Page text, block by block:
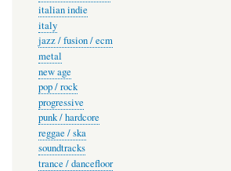
italian indie
italy
jazz / fusion / ecm
metal
new age
pop / rock
progressive
punk / hardcore
reggae / ska
soundtracks
trance / dancefloor